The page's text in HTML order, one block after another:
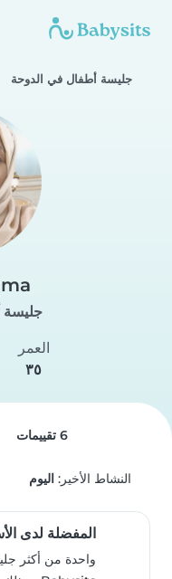
جليسة أطفال في الدوحة
جليسة
العمر
٣٥
6 تقييمات
النشاط الأخير: اليوم
المفضلة لدى
واحدة من أكثر